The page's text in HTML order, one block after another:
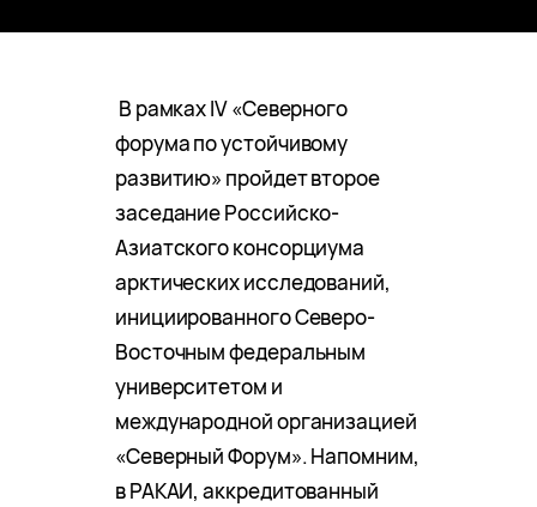
В рамках IV «Северного
форума по устойчивому
развитию» пройдет второе
заседание Российско-
Азиатского консорциума
арктических исследований,
инициированного Северо-
Восточным федеральным
университетом и
международной организацией
«Северный Форум». Напомним,
в РАКАИ, аккредитованный